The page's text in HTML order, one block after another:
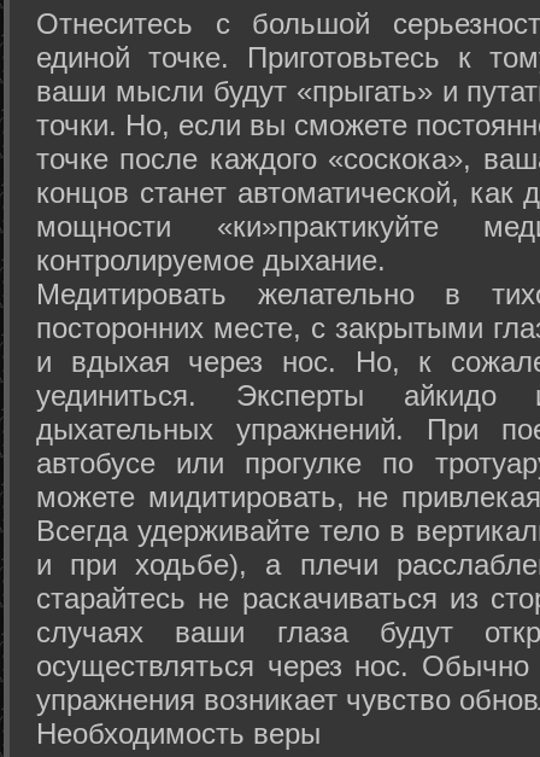
Отнеситесь с большой
единой точке. Приготовьтесь к
ваши мысли будут «прыгать» и
точки. Но, если вы сможете
точке после каждого «соскока»,
концов станет автоматической,
мощности «ки»практикуйте
контролируемое дыхание.
Медитировать желательно в
посторонних месте, с закрытыми
и вдыхая через нос. Но, к
уединиться. Эксперты айкидо
дыхательных упражнений. При
автобусе или прогулке по
можете мидитировать, не
Всегда удерживайте тело в
и при ходьбе), а плечи
старайтесь не раскачиваться из
случаях ваши глаза будут
осуществляться через нос. Обычно
упражнения возникает чувство
Необходимость веры